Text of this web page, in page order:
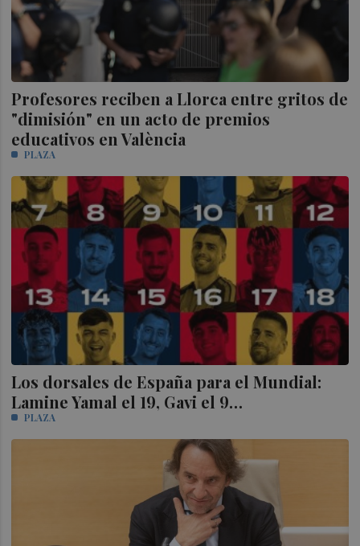
Profesores reciben a Llorca entre gritos de
"dimisión" en un acto de premios
educativos en València
PLAZA
Los dorsales de España para el Mundial:
Lamine Yamal el 19, Gavi el 9…
PLAZA